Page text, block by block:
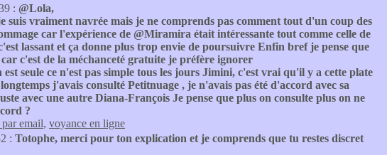
: @Lola,
suis vraiment navrée mais je ne comprends pas comment tout d'un coup des
car l'expérience de @Miramira était intéressante tout comme celle de
lassant et ça donne plus trop envie de poursuivre Enfin bref je pense que
c'est de la méchanceté gratuite je préfère ignorer
seule ce n'est pas simple tous les jours Jimini, c'est vrai qu'il y a cette plate
j'avais consulté Petitnuage , je n'avais pas été d'accord avec sa
avec une autre Diana-François Je pense que plus on consulte plus on ne
?
email, voyance en ligne
: Totophe, merci pour ton explication et je comprends que tu restes discret